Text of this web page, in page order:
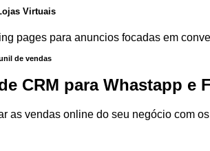
Virtuais
pages para anuncios focadas em
de vendas
CRM para Whastapp e
as vendas online do seu negócio com